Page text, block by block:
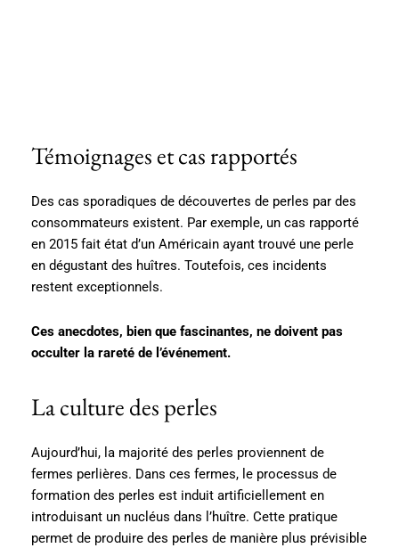
Témoignages et cas rapportés
Des cas sporadiques de découvertes de perles par des
consommateurs existent. Par exemple, un cas rapporté
en 2015 fait état d’un Américain ayant trouvé une perle
en dégustant des huîtres. Toutefois, ces incidents
restent exceptionnels.
Ces anecdotes, bien que fascinantes, ne doivent pas
occulter la rareté de l’événement.
La culture des perles
Aujourd’hui, la majorité des perles proviennent de
fermes perlières. Dans ces fermes, le processus de
formation des perles est induit artificiellement en
introduisant un nucléus dans l’huître. Cette pratique
permet de produire des perles de manière plus prévisible